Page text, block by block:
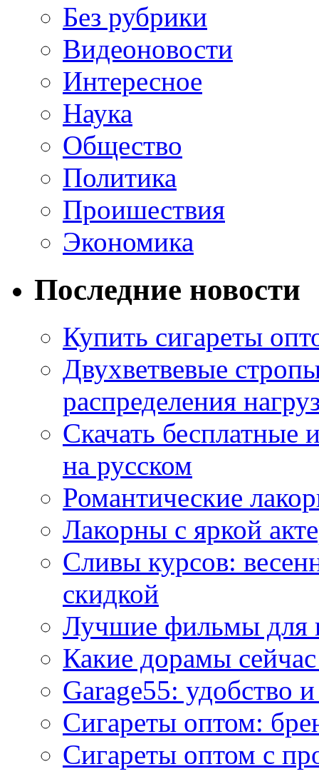
Без рубрики
Видеоновости
Интересное
Наука
Общество
Политика
Проишествия
Экономика
Последние новости
Купить сигареты
Двухветвевые
распределения
Скачать
на русском
Романтические
Лакорны с яркой
Сливы курсов:
скидкой
Лучшие фильмы для
Какие дорамы
Garage55: удобство
Сигареты оптом:
Сигареты оптом с